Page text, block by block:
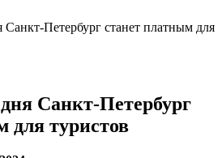
Санкт-Петербург станет платным для
Санкт-Петербург
для туристов